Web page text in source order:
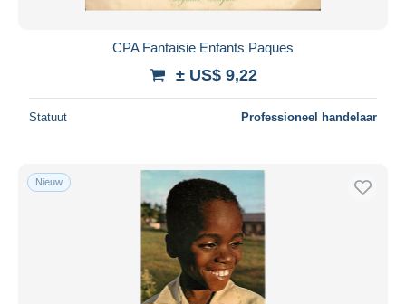
CPA Fantaisie Enfants Paques
± US$ 9,22
Statuut Professioneel handelaar
Nieuw